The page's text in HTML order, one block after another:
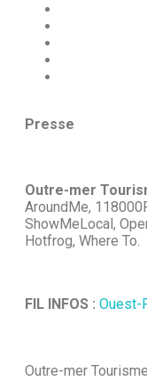
Presse
Outre-mer
AroundMe,
ShowMeLocal,
Hotfrog, Where To.
FIL INFOS : Ouest-
Outre-mer Tourisme